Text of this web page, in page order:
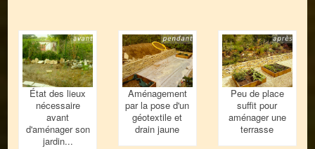
État des lieux
nécessaire
avant
d'aménager son
jardin...
Aménagement
par la pose d'un
géotextile et
drain jaune
Peu de place
suffit pour
aménager une
terrasse